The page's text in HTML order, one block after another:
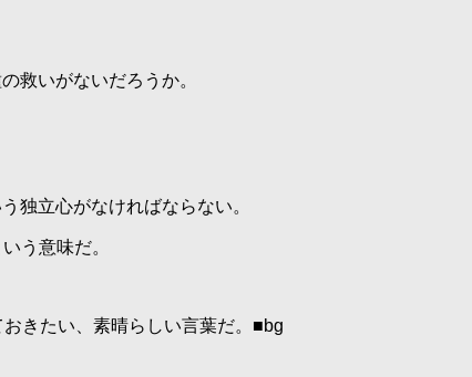
救いがないだろうか。
独立心がなければならない。
う意味だ。
きたい、素晴らしい言葉だ。■bg